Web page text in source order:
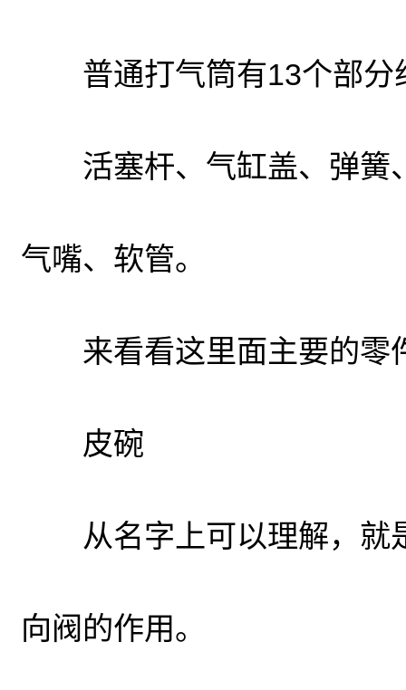
普通打气筒有13个部分
活塞杆、气缸盖、弹簧
气嘴、软管。
来看看这里面主要的零
皮碗
从名字上可以理解，就
向阀的作用。